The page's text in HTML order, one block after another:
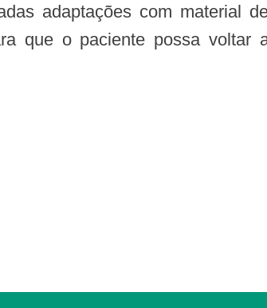
adaptações com material
que o paciente possa